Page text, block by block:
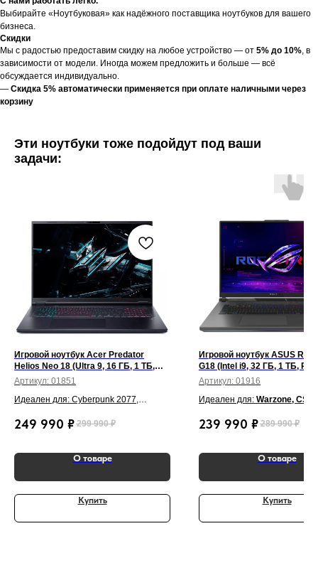
Выбирайте «Ноутбуковая» как надёжного поставщика ноутбуков для вашего
бизнеса.
Скидки
Мы с радостью предоставим скидку на любое устройство — от 5% до 10%, в
зависимости от модели. Иногда можем предложить и больше — всё
обсуждается индивидуально.
— Скидка 5% автоматически применяется при оплате наличными через
корзину
Эти ноутбуки тоже подойдут под ваши
задачи:
Игровой ноутбук Acer Predator
Helios Neo 18 (Ultra 9, 16 ГБ, 1 ТБ,
RTX 5070 Ti, 240 Гц, Win 11) Чёрный
Артикул: 01851
Идеален для: Cyberpunk 2077,
Blender, 3ds Max, Premiere Pro, Unreal
249 990 ₽ 299 990 ₽
О товаре
Купить
Игровой ноутбук ASUS
G18 (Intel i9, 32 ГБ, 1 ТБ,
Win 11) Серый
Артикул: 01916
Идеален для: Warzone, CS2,
Blender, Autodesk 3ds Max,
Photoshop, DaVinci Resolve,
239 990 ₽ 289 990 ₽
О товаре
Купить